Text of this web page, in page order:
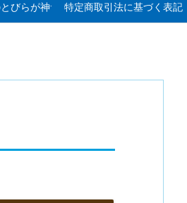
びらが神サービス特定商取引法に基づく表記